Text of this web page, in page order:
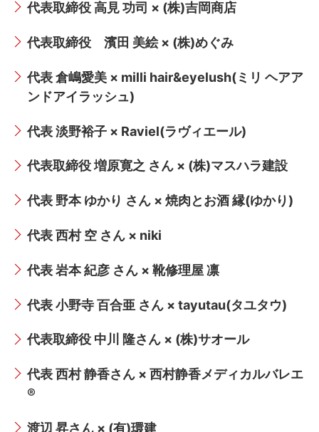
代表取締役 高見 功司 × (株)吉岡商店
代表取締役 濱田 美絵 × (株)めぐみ
代表 倉嶋愛美 × milli hair&eyelush(ミリ ヘアア
ンドアイラッシュ)
代表 淡野裕子 × Raviel(ラヴィエール)
代表取締役 増原寛之 さん × (株)マスハラ建設
代表 野本 ゆかり さん × 焼肉とお酒 縁(ゆかり)
代表 西村 空 さん × niki
代表 岩本 紀彦 さん × 靴修理屋 凛
代表 小野寺 百合亜 さん × tayutau(タユタウ)
代表取締役 中川 隆さん × (株)サオール
代表 西村 静香さん × 西村静香メディカルバレエ
®
渡辺 昇さん × (有)環建